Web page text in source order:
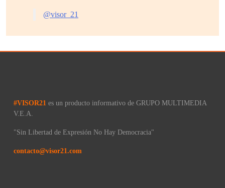
@visor_21
#VISOR21 es un producto informativo de GRUPO MULTIMEDIA
V.E.A.
"Sin Libertad de Expresión No Hay Democracia"
contacto@visor21.com